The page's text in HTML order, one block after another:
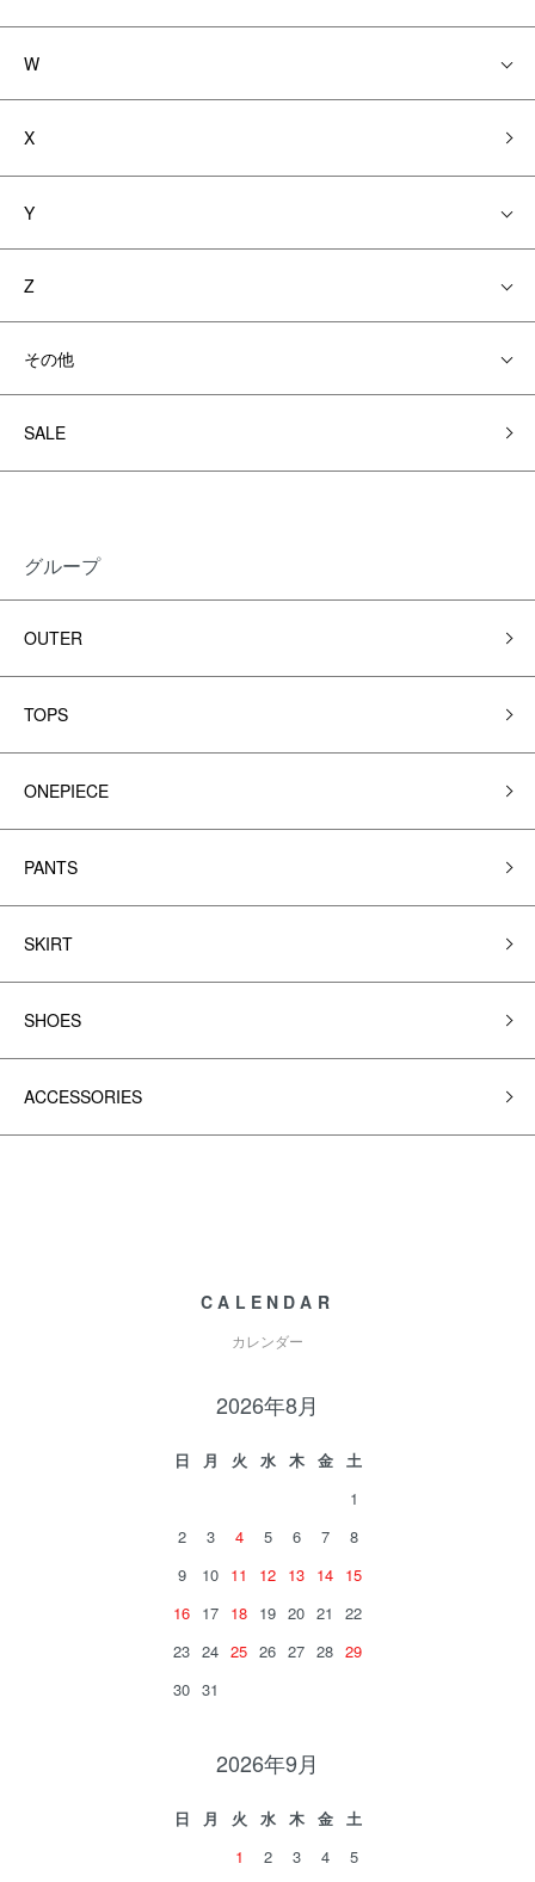
W
X
Y
Z
その他
SALE
グループ
OUTER
TOPS
ONEPIECE
PANTS
SKIRT
SHOES
ACCESSORIES
CALENDAR
カレンダー
2026年8月
日 月 火 水 木 金
土
1
2
3 4 5 6 7
8
9
10 11 12 13 14 15
16 17 18 19 20 21
22
23 24 25 26 27 28 29
30 31
2026年9月
日 月 火 水 木 金
土
1
2 3 4
5